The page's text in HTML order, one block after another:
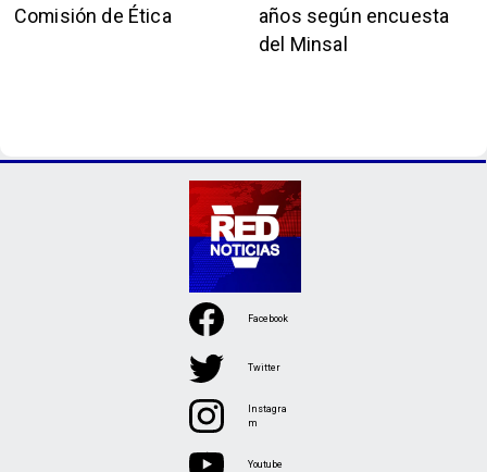
Comisión de Ética
años según encuesta
del Minsal
Facebook
Twitter
Instagra
m
Youtube